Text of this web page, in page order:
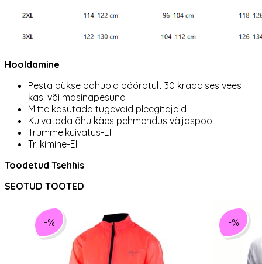
Hooldamine
Pesta pükse pahupid pööratult 30 kraadises vees
käsi või masinapesuna
Mitte kasutada tugevaid pleegitajaid
Kuivatada õhu käes pehmendus väljaspool
Trummelkuivatus-EI
Triikimine-EI
Toodetud Tsehhis
SEOTUD TOOTED
-% -%